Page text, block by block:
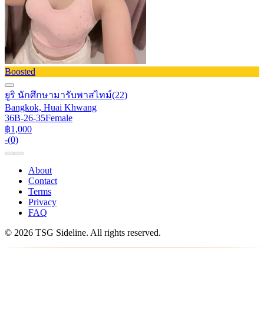
Boosted
ยูริ นักศึกษามารับพาสไทม์(22)
Bangkok, Huai Khwang
36B-26-35Female
฿1,000
-(0)
About
Contact
Terms
Privacy
FAQ
© 2026 TSG Sideline. All rights reserved.